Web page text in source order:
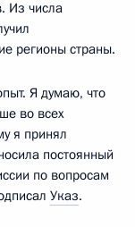
Из числа
регионы страны.
Я думаю, что
во всех
я принял
постоянный
по вопросам
Указ.